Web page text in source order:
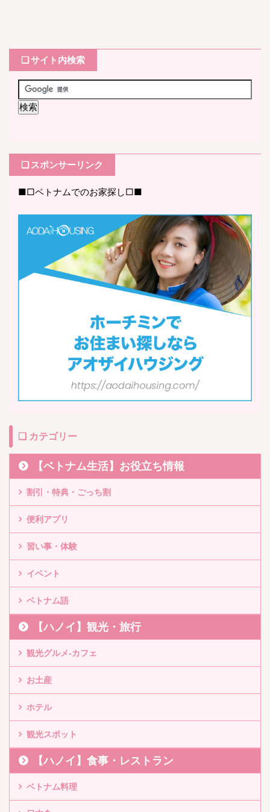
❏ サイト内検索
❏ スポンサーリンク
■□ベトナムでのお家探し□■
❏ カテゴリー
【ベトナム生活】お役立ち情報
割引・特典・ごっち割
便利アプリ
習い事・体験
イベント
ベトナム語
【ハノイ】観光・旅行
観光グルメ-カフェ
お土産
ホテル
観光スポット
【ハノイ】食事・レストラン
ベトナム料理